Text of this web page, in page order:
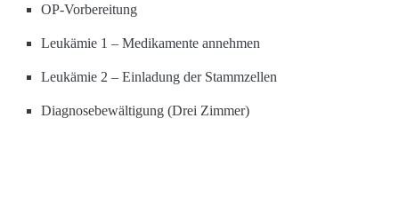
OP-Vorbereitung
Leukämie 1 – Medikamente annehmen
Leukämie 2 – Einladung der Stammzellen
Diagnosebewältigung (Drei Zimmer)